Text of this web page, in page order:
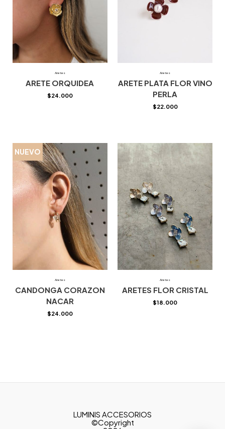
Aretes
ARETE ORQUIDEA
$24.000
Aretes
ARETE PLATA FLOR VINO
PERLA
$22.000
NUEVO
Aretes
CANDONGA CORAZON
NACAR
$24.000
Aretes
ARETES FLOR CRISTAL
$18.000
LUMINIS ACCESORIOS
©Copyright